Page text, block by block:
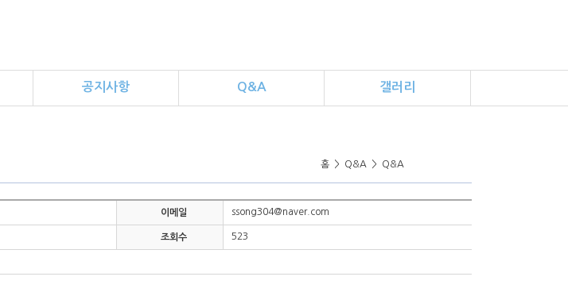
공지사항 Q&A 갤러리
홈 > Q&A > Q&A
이메일 ssong304@naver.com
조회수 523